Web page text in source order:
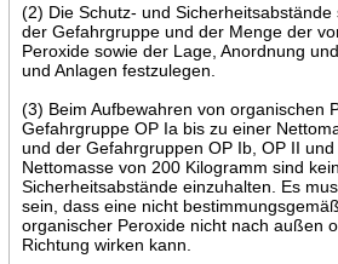
(2) Die Schutz- und Sicherheitsabstände
der Gefahrgruppe und der Menge der
Peroxide sowie der Lage, Anordnung
und Anlagen festzulegen.
(3) Beim Aufbewahren von organischen
Gefahrgruppe OP Ia bis zu einer
und der Gefahrgruppen OP Ib, OP II
Nettomasse von 200 Kilogramm sind
Sicherheitsabstände einzuhalten. Es
sein, dass eine nicht
organischer Peroxide nicht nach außen
Richtung wirken kann.